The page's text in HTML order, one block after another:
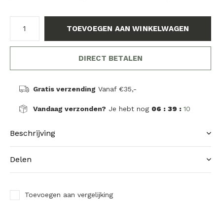
TOEVOEGEN AAN WINKELWAGEN
DIRECT BETALEN
Gratis verzending Vanaf €35,-
Vandaag verzonden? Je hebt nog 06 : 39 : 10
Beschrijving
Delen
Toevoegen aan vergelijking